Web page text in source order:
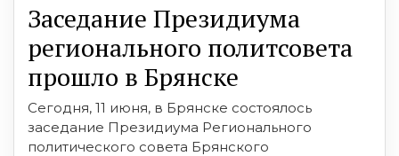
Заседание Президиума
регионального политсовета
прошло в Брянске
Сегодня, 11 июня, в Брянске состоялось
заседание Президиума Регионального
политического совета Брянского